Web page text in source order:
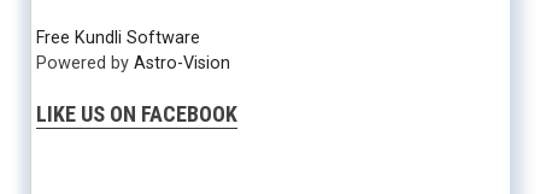
Free Kundli Software
Powered by Astro-Vision
LIKE US ON FACEBOOK